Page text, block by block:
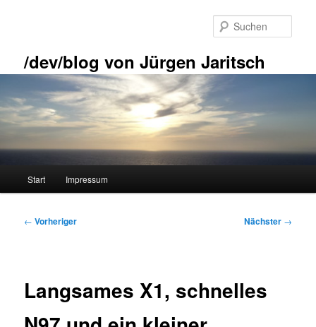
/dev/blog von Jürgen Jaritsch
Start Impressum
Beitragsnavigation
← Vorheriger Nächster →
Langsames X1, schnelles